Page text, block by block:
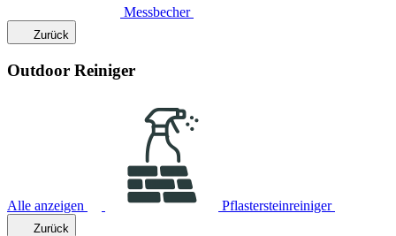
Messbecher
Zurück
Outdoor Reiniger
Alle anzeigen Pflastersteinreiniger
Zurück